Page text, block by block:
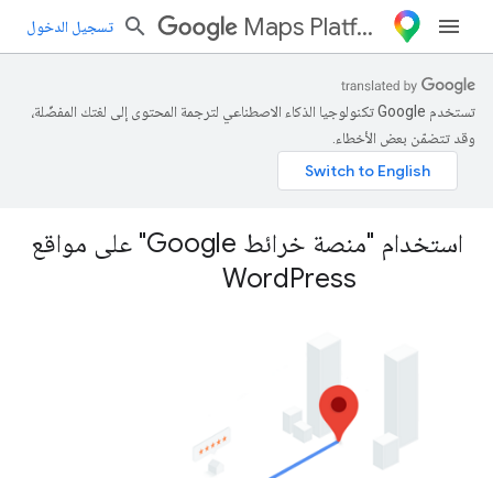
Maps Platform تسجيل الدخول
تستخدم Google تكنولوجيا الذكاء الاصطناعي لترجمة المحتوى إلى لغتك المفضّلة،
وقد تتضمّن بعض الأخطاء.
استخدام "منصة خرائط Google" على مواقع
WordPress